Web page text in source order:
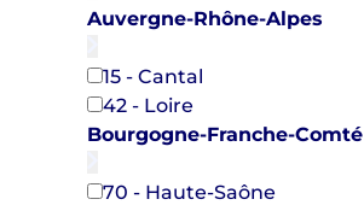
Auvergne-Rhône-Alpes
15 - Cantal
42 - Loire
Bourgogne-Franche-Comté
70 - Haute-Saône